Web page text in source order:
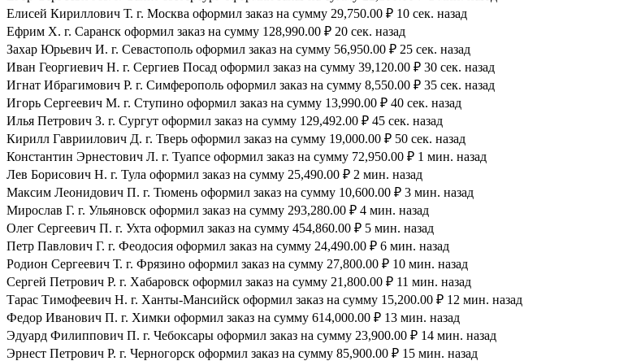
Елисей Кириллович Т. г. Москва оформил заказ на сумму 29,750.00 ₽ 10 сек. назад
Ефрим Х. г. Саранск оформил заказ на сумму 128,990.00 ₽ 20 сек. назад
Захар Юрьевич И. г. Севастополь оформил заказ на сумму 56,950.00 ₽ 25 сек. назад
Иван Георгиевич Н. г. Сергиев Посад оформил заказ на сумму 39,120.00 ₽ 30 сек. назад
Игнат Ибрагимович Р. г. Симферополь оформил заказ на сумму 8,550.00 ₽ 35 сек. назад
Игорь Сергеевич М. г. Ступино оформил заказ на сумму 13,990.00 ₽ 40 сек. назад
Илья Петрович З. г. Сургут оформил заказ на сумму 129,492.00 ₽ 45 сек. назад
Кирилл Гавриилович Д. г. Тверь оформил заказ на сумму 19,000.00 ₽ 50 сек. назад
Константин Эрнестович Л. г. Туапсе оформил заказ на сумму 72,950.00 ₽ 1 мин. назад
Лев Борисович Н. г. Тула оформил заказ на сумму 25,490.00 ₽ 2 мин. назад
Максим Леонидович П. г. Тюмень оформил заказ на сумму 10,600.00 ₽ 3 мин. назад
Мирослав Г. г. Ульяновск оформил заказ на сумму 293,280.00 ₽ 4 мин. назад
Олег Сергеевич П. г. Ухта оформил заказ на сумму 454,860.00 ₽ 5 мин. назад
Петр Павлович Г. г. Феодосия оформил заказ на сумму 24,490.00 ₽ 6 мин. назад
Родион Сергеевич Т. г. Фрязино оформил заказ на сумму 27,800.00 ₽ 10 мин. назад
Сергей Петрович Р. г. Хабаровск оформил заказ на сумму 21,800.00 ₽ 11 мин. назад
Тарас Тимофеевич Н. г. Ханты-Мансийск оформил заказ на сумму 15,200.00 ₽ 12 мин. назад
Федор Иванович П. г. Химки оформил заказ на сумму 614,000.00 ₽ 13 мин. назад
Эдуард Филиппович П. г. Чебоксары оформил заказ на сумму 23,900.00 ₽ 14 мин. назад
Эрнест Петрович Р. г. Черногорск оформил заказ на сумму 85,900.00 ₽ 15 мин. назад